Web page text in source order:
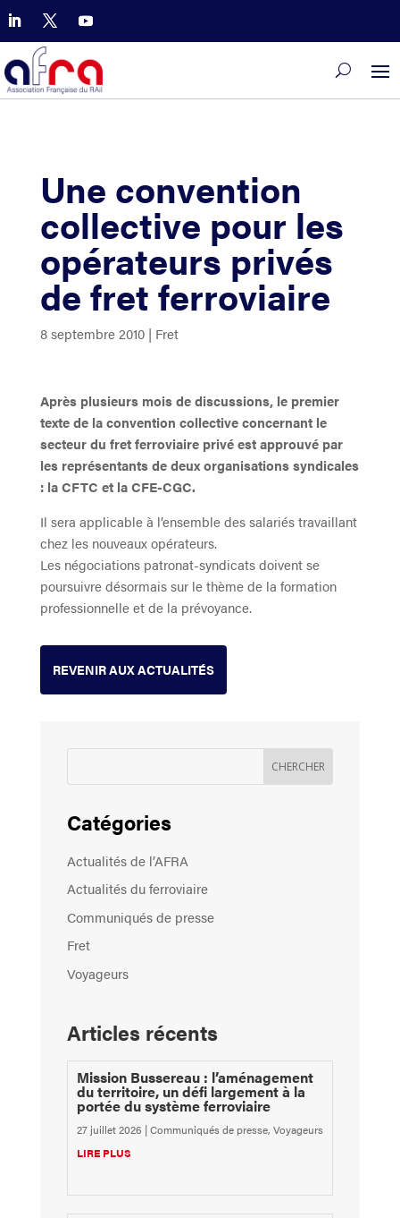
Une convention
collective pour les
opérateurs privés
de fret ferroviaire
8 septembre 2010| Fret
Après plusieurs mois de discussions, le premier
texte de la convention collective concernant le
secteur du fret ferroviaire privé est approuvé par
les représentants de deux organisations syndicales
: la CFTC et la CFE-CGC.
Il sera applicable à l’ensemble des salariés travaillant
chez les nouveaux opérateurs.
Les négociations patronat-syndicats doivent se
poursuivre désormais sur le thème de la formation
professionnelle et de la prévoyance.
REVENIR AUX ACTUALITÉS
Catégories
Actualités de l’AFRA
Actualités du ferroviaire
Communiqués de presse
Fret
Voyageurs
Articles récents
Mission Bussereau : l’aménagement
du territoire, un défi largement à la
portée du système ferroviaire
27 juillet 2026 |Communiqués de presse, Voyageurs
LIRE PLUS